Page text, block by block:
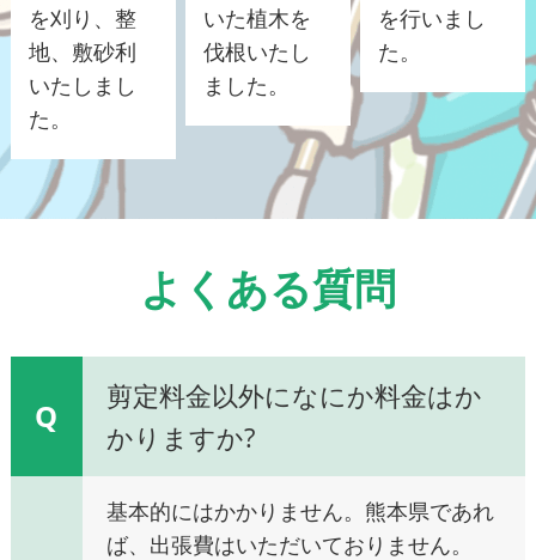
を刈り、整
地、敷砂利
いたしまし
た。
いた植木を
伐根いたし
ました。
を行いまし
た。
よくある質問
Q
剪定料金以外になにか料金はか
かりますか?
基本的にはかかりません。熊本県であれ
ば、出張費はいただいておりません。